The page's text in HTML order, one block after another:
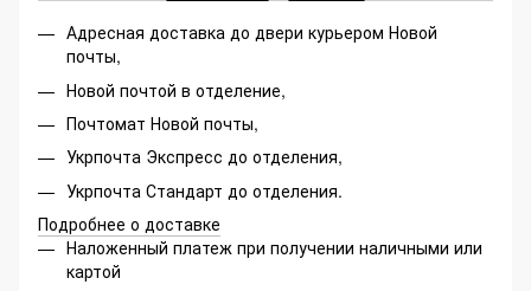
Адресная доставка до двери курьером Новой
почты,
Новой почтой в отделение,
Почтомат Новой почты,
Укрпочта Экспресс до отделения,
Укрпочта Стандарт до отделения.
Подробнее о доставке
Наложенный платеж при получении наличными или
картой